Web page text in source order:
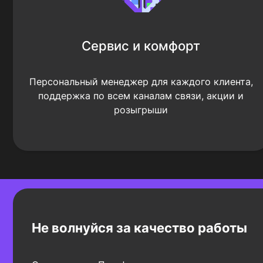
Сервис и комфорт
Персональный менеджер для каждого клиента,
поддержка по всем каналам связи, акции и
розыгрыши
Не волнуйся за качество работы